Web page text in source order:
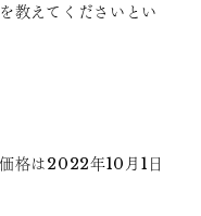
教えてくださいとい
格は2022年10月1日